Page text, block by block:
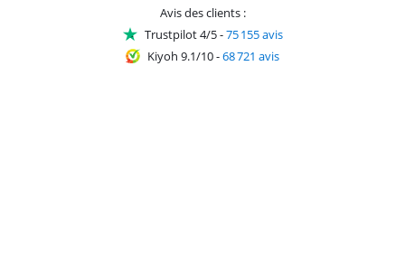
Avis des clients :
Trustpilot 4/5-75 155 avis
Kiyoh 9.1/10-68 721 avis